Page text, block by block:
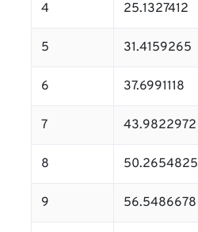
4 25.1327412
5 31.4159265
6 37.6991118
7 43.9822972
8 50.2654825
9 56.5486678